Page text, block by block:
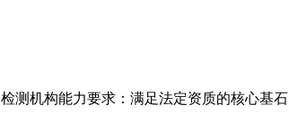
测机构能力要求：满足法定资质的核心基石